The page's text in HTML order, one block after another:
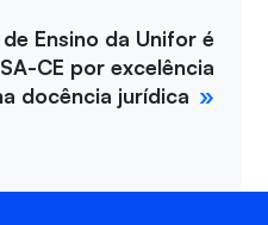
Ensino da Unifor é
CE por excelência
docência jurídica